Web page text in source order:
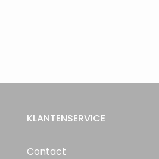
KLANTENSERVICE
Contact